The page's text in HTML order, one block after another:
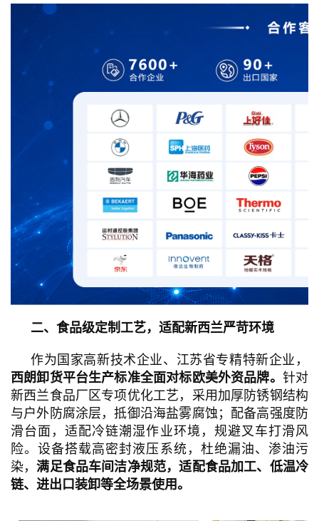
二、食品级定制工艺，适配新西兰严苛环境
作为国家高新技术企业、江苏省专精特新企业，
西朗卸货平台生产标准全面对标欧美外资品牌。 针对
新西兰食品厂区专项优化工艺，采用加厚防锈钢结构
与户外防腐涂层，抵御沿海盐雾腐蚀；配备高强度防
滑台面，适配冷链潮湿作业环境，规避叉车打滑风
险。设备搭载高密封液压系统，杜绝漏油、渗油污
染，满足食品车间洁净规范，适配食品加工、低温冷
链、进出口装卸等全场景使用。